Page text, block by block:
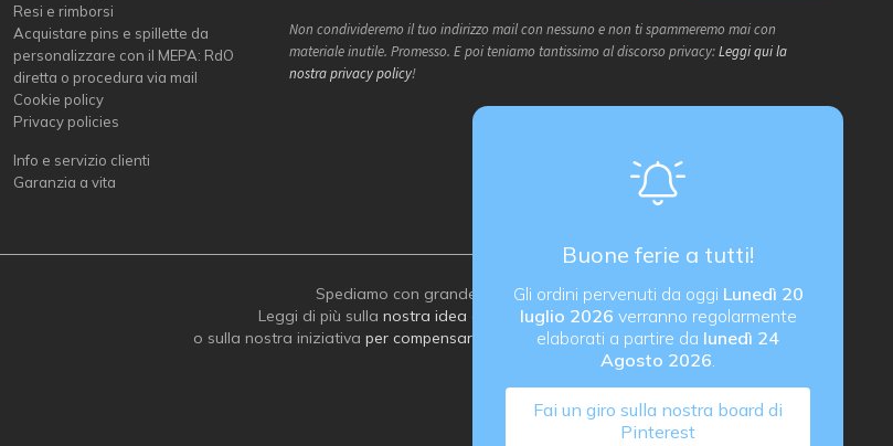
Buone ferie a tutti!
Gli ordini pervenuti da oggi Lunedì 20
luglio 2026 verranno regolarmente
elaborati a partire da lunedì 24
Agosto 2026.
Fai un giro sulla nostra board di
Pinterest
Resi e rimborsi
Acquistare pins e spillette da
personalizzare con il MEPA: RdO
diretta o procedura via mail
Cookie policy
Privacy policies
Info e servizio clienti
Garanzia a vita
Non condivideremo il tuo indirizzo mail con nessuno e non ti spammeremo mai con
materiale inutile. Promesso. E poi teniamo tantissimo al discorso privacy:Leggi qui la
nostra privacy policy!
Spediamo con grande attenzione all’ambiente:
Leggi di più sulla nostra idea di imballaggio sostenibile
o sulla nostra iniziativa per compensare le emissioni di carbonio